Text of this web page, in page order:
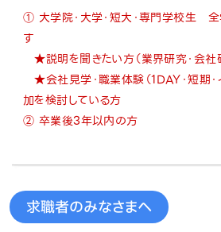
① 大学院・大学・短大・専門学校生
す
★説明を聞きたい方（業界研究・会社
★会社見学・職業体験（1DAY・短期・
加を検討している方
② 卒業後3年以内の方
求職者のみなさまへ